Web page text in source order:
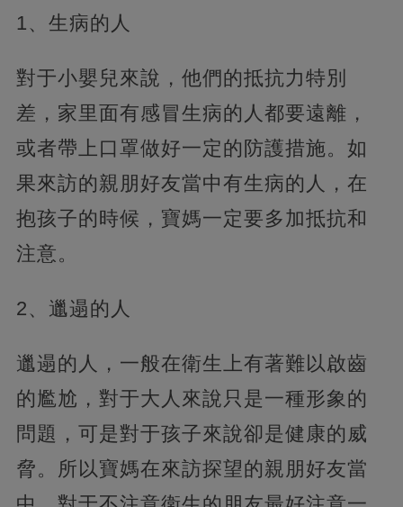
1、生病的人
對于小嬰兒來說，他們的抵抗力特別
差，家里面有感冒生病的人都要遠離，
或者帶上口罩做好一定的防護措施。如
果來訪的親朋好友當中有生病的人，在
抱孩子的時候，寶媽一定要多加抵抗和
注意。
2、邋遢的人
邋遢的人，一般在衛生上有著難以啟齒
的尷尬，對于大人來說只是一種形象的
問題，可是對于孩子來說卻是健康的威
脅。所以寶媽在來訪探望的親朋好友當